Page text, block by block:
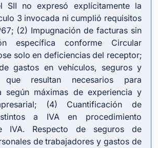
SII no expresó explícitamente la
3 invocada ni cumplió requisitos
(2) Impugnación de facturas sin
específica conforme Circular
solo en deficiencias del receptor;
gastos en vehículos, seguros y
que resultan necesarios para
según máximas de experiencia y
(4) Cuantificación de
a IVA en procedimiento
IVA. Respecto de seguros de
de trabajadores y gastos de